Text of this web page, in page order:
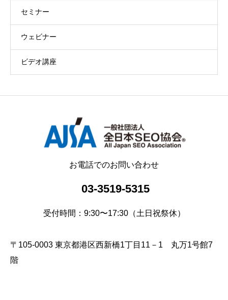
セミナー
ウェビナー
ビデオ講座
お電話でのお問い合わせ
03-3519-5315
受付時間：9:30〜17:30（土日祝祭休）
〒105-0003 東京都港区西新橋1丁目11－1 丸万1号館7
階